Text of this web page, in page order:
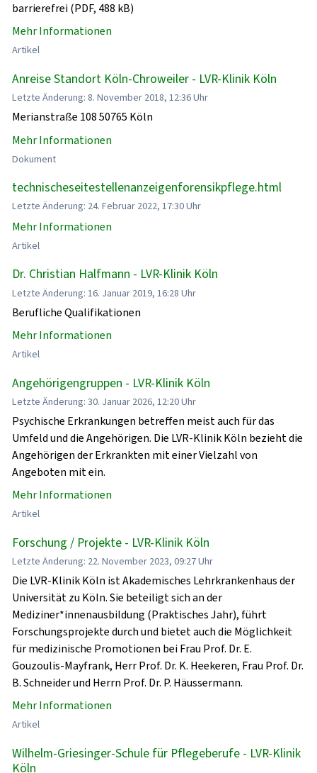
barrierefrei (PDF, 488 kB)
Mehr Informationen
Artikel
Anreise Standort Köln-Chroweiler - LVR-Klinik Köln
Letzte Änderung: 8. November 2018, 12:36 Uhr
Merianstraße 108 50765 Köln
Mehr Informationen
Dokument
technischeseitestellenanzeigenforensikpflege.html
Letzte Änderung: 24. Februar 2022, 17:30 Uhr
Mehr Informationen
Artikel
Dr. Christian Halfmann - LVR-Klinik Köln
Letzte Änderung: 16. Januar 2019, 16:28 Uhr
Berufliche Qualifikationen
Mehr Informationen
Artikel
Angehörigengruppen - LVR-Klinik Köln
Letzte Änderung: 30. Januar 2026, 12:20 Uhr
Psychische Erkrankungen betreffen meist auch für das
Umfeld und die Angehörigen. Die LVR-Klinik Köln bezieht die
Angehörigen der Erkrankten mit einer Vielzahl von
Angeboten mit ein.
Mehr Informationen
Artikel
Forschung / Projekte - LVR-Klinik Köln
Letzte Änderung: 22. November 2023, 09:27 Uhr
Die LVR-Klinik Köln ist Akademisches Lehrkrankenhaus der
Universität zu Köln. Sie beteiligt sich an der
Mediziner*innenausbildung (Praktisches Jahr), führt
Forschungsprojekte durch und bietet auch die Möglichkeit
für medizinische Promotionen bei Frau Prof. Dr. E.
Gouzoulis-Mayfrank, Herr Prof. Dr. K. Heekeren, Frau Prof. Dr.
B. Schneider und Herrn Prof. Dr. P. Häussermann.
Mehr Informationen
Artikel
Wilhelm-Griesinger-Schule für Pflegeberufe - LVR-Klinik
Köln